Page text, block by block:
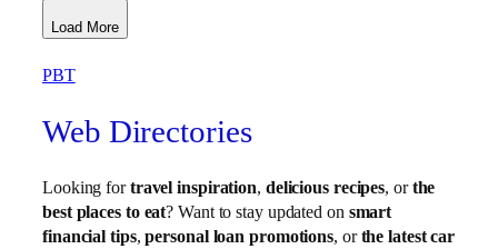
Load More
PBT
Web Directories
Looking fortravel inspiration, delicious recipes, orthe
best places to eat? Want to stay updated on smart
financial tips,personal loan promotions, orthe latest car